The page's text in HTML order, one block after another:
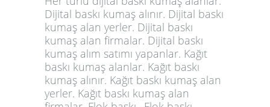
Dijital baskı kumaş alınır. Dijital baskı
kumaş alan yerler. Dijital baskı
kumaş alan firmalar. Dijital baskı
kumaş alım satımı yapanlar. Kağıt
baskı kumaş alanlar. Kağıt baskı
kumaş alınır. Kağıt baskı kumaş alan
yerler. Kağıt baskı kumaş alan